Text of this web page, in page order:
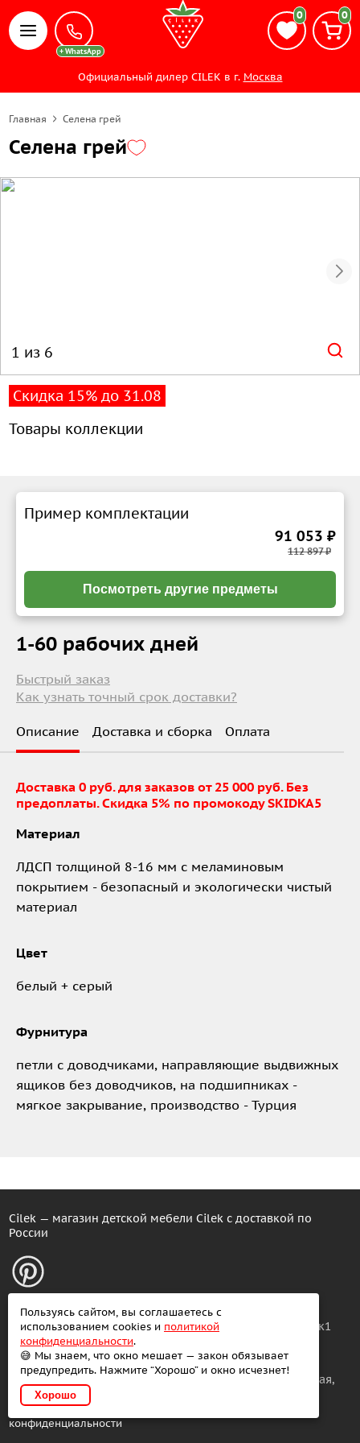
0 0
Официальный дилер CILEK в г. Москва
Главная Селена грей
Селена грей
1 из 6
Скидка 15% до 31.08
Товары коллекции
Описание Доставка и сборка Оплата
Доставка 0 руб. для заказов от 25 000 руб. Без
предоплаты. Скидка 5% по промокоду SKIDKA5
Материал
ЛДСП толщиной 8-16 мм с меламиновым
покрытием - безопасный и экологически чистый
материал
Цвет
белый + серый
Фурнитура
петли с доводчиками, направляющие выдвижных
ящиков без доводчиков, на подшипниках -
мягкое закрывание, производство - Турция
Пример комплектации
112 897 ₽
91 053 ₽
Посмотреть другие предметы
1-60 рабочих дней
Быстрый заказ
Как узнать точный срок доставки?
Cilek — магазин детской мебели Cilek с доставкой по
России
Условия продажи
Доставка
Оплата и гарантии
Как сделать заказ
Политика
конфиденциальности
Розничные продажи
Москва: ул. Вольная, 28/4к1
Склад
Москва: ул. Промышленная,
Пользуясь сайтом, вы соглашаетесь с
использованием cookies и политикой
конфиденциальности.
😅 Мы знаем, что окно мешает — закон обязывает
предупредить. Нажмите “Хорошо” и окно исчезнет!
Хорошо